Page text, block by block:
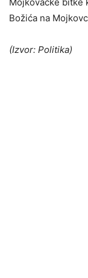
Božića na
(Izvor: Politika)